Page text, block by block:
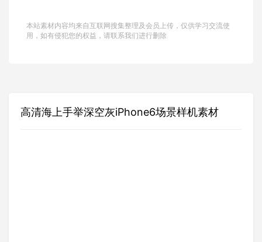
本站素材内容均来自互联网搜集整理及会员上传，仅供学习交流使
用，如有侵犯您的权益，请联系我们进行删除
高清海上手举深空灰iPhone6场景样机素材